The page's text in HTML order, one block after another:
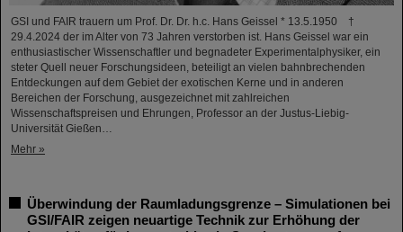
GSI und FAIR trauern um Prof. Dr. Dr. h.c. Hans Geissel * 13.5.1950 †
29.4.2024 der im Alter von 73 Jahren verstorben ist. Hans Geissel war ein
enthusiastischer Wissenschaftler und begnadeter Experimentalphysiker, ein
steter Quell neuer Forschungsideen, beteiligt an vielen bahnbrechenden
Entdeckungen auf dem Gebiet der exotischen Kerne und in anderen
Bereichen der Forschung, ausgezeichnet mit zahlreichen
Wissenschaftspreisen und Ehrungen, Professor an der Justus-Liebig-
Universität Gießen…
Mehr »
Überwindung der Raumladungsgrenze – Simulationen bei
GSI/FAIR zeigen neuartige Technik zur Erhöhung der